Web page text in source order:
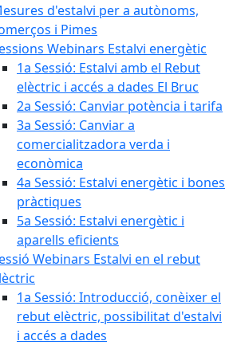
d'estalvi per a autònoms,
i Pimes
Webinars Estalvi energètic
1a Sessió: Estalvi amb el Rebut
elèctric i accés a dades El Bruc
2a Sessió: Canviar potència i tarifa
3a Sessió: Canviar a
comercialitzadora verda i
econòmica
4a Sessió: Estalvi energètic i bones
pràctiques
5a Sessió: Estalvi energètic i
aparells eficients
Webinars Estalvi en el rebut
1a Sessió: Introducció, conèixer el
rebut elèctric, possibilitat d'estalvi
i accés a dades